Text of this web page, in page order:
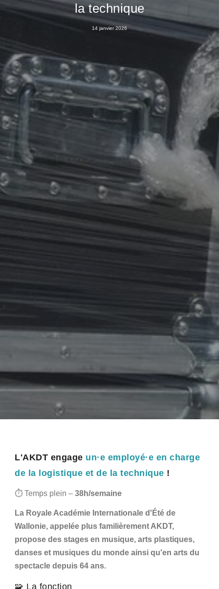
la technique
14 janvier 2026
L'AKDT engage un·e employé·e en charge
de la logistique et de la technique !
⏱ Temps plein – 38h/semaine
La Royale Académie Internationale d'Été de
Wallonie, appelée plus familièrement AKDT,
propose des stages en musique, arts plastiques,
danses et musiques du monde ainsi qu'en arts du
spectacle depuis 64 ans.
🧩 La fonction